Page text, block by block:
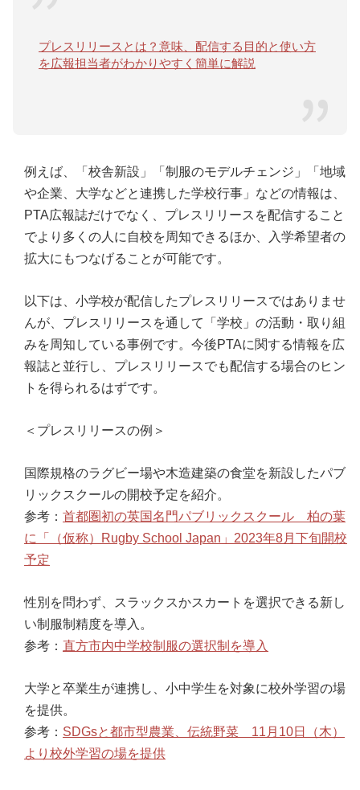
プレスリリースとは？意味、配信する目的と使い方
を広報担当者がわかりやすく簡単に解説
例えば、「校舎新設」「制服のモデルチェンジ」「地域
や企業、大学などと連携した学校行事」などの情報は、
PTA広報誌だけでなく、プレスリリースを配信すること
でより多くの人に自校を周知できるほか、入学希望者の
拡大にもつなげることが可能です。
以下は、小学校が配信したプレスリリースではありませ
んが、プレスリリースを通して「学校」の活動・取り組
みを周知している事例です。今後PTAに関する情報を広
報誌と並行し、プレスリリースでも配信する場合のヒン
トを得られるはずです。
＜プレスリリースの例＞
国際規格のラグビー場や木造建築の食堂を新設したパブ
リックスクールの開校予定を紹介。
参考： 首都圏初の英国名門パブリックスクール 柏の葉
に「（仮称）Rugby School Japan」2023年8月下旬開校
予定
性別を問わず、スラックスかスカートを選択できる新し
い制服制精度を導入。
参考： 直方市内中学校制服の選択制を導入
大学と卒業生が連携し、小中学生を対象に校外学習の場
を提供。
参考： SDGsと都市型農業、伝統野菜 11月10日（木）
より校外学習の場を提供